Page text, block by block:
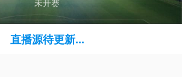
直播源待更新...